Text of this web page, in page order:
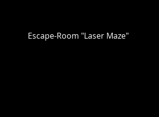
Escape-Room "Laser Maze"